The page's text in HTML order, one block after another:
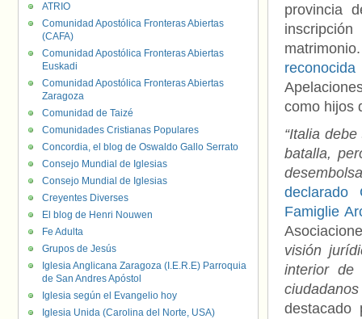
provincia
como hijos
“Italia
batalla,
declarado
Famiglie
visión
interior de
ATRIO
Comunidad Apostólica Fronteras Abiertas
(CAFA)
Comunidad Apostólica Fronteras Abiertas
Euskadi
Comunidad Apostólica Fronteras Abiertas
Zaragoza
Comunidad de Taizé
Comunidades Cristianas Populares
Concordia, el blog de Oswaldo Gallo Serrato
Consejo Mundial de Iglesias
Consejo Mundial de Iglesias
Creyentes Diverses
El blog de Henri Nouwen
Fe Adulta
Grupos de Jesús
Iglesia Anglicana Zaragoza (I.E.R.E) Parroquia
de San Andres Apóstol
Iglesia según el Evangelio hoy
Iglesia Unida (Carolina del Norte, USA)